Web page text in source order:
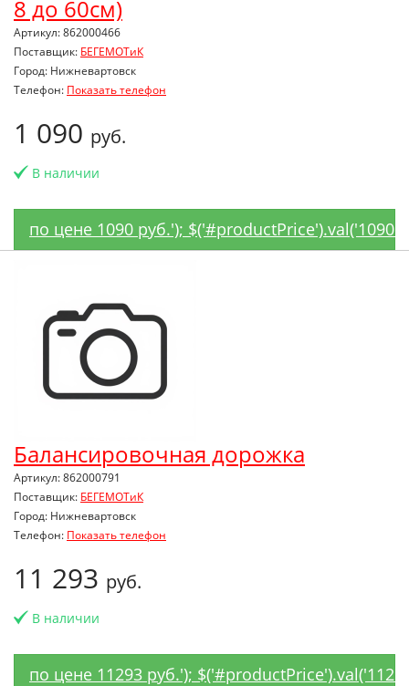
8 до 60см)
Артикул: 862000466
Поставщик: БЕГЕМОТиК
Город: Нижневартовск
Телефон: Показать телефон
1 090 руб.
В наличии
по цене 1090 руб.');
Балансировочная дорожка
Артикул: 862000791
Поставщик: БЕГЕМОТиК
Город: Нижневартовск
Телефон: Показать телефон
11 293 руб.
В наличии
по цене 11293 руб.');